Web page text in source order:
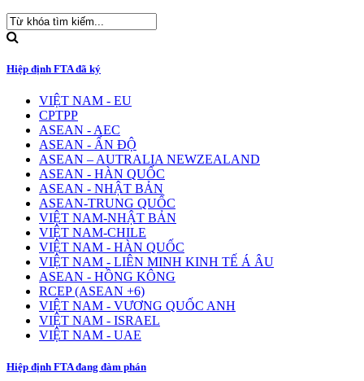
Hiệp định FTA đã ký
VIỆT NAM - EU
CPTPP
ASEAN - AEC
ASEAN - ẤN ĐỘ
ASEAN – AUTRALIA NEWZEALAND
ASEAN - HÀN QUỐC
ASEAN - NHẬT BẢN
ASEAN-TRUNG QUỐC
VIỆT NAM-NHẬT BẢN
VIỆT NAM-CHILE
VIỆT NAM - HÀN QUỐC
VIỆT NAM - LIÊN MINH KINH TẾ Á ÂU
ASEAN - HỒNG KÔNG
RCEP (ASEAN +6)
VIỆT NAM - VƯƠNG QUỐC ANH
VIỆT NAM - ISRAEL
VIỆT NAM - UAE
Hiệp định FTA đang đàm phán